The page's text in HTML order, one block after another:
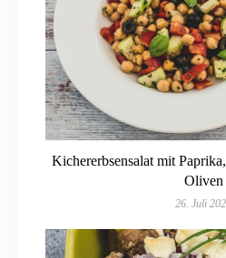
Kichererbsensalat mit
Oliven
26. Juli